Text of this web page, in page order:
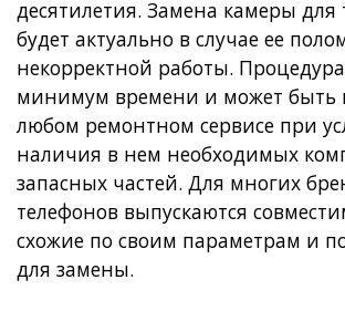
десятилетия. Замена камеры для
будет актуально в случае ее
некорректной работы.
минимум времени и может быть
любом ремонтном сервисе при
наличия в нем необходимых
запасных частей. Для многих
телефонов выпускаются
схожие по своим параметрам и
для замены.